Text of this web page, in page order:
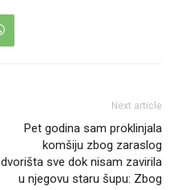
Next article
Pet godina sam proklinjala
komšiju zbog zaraslog
dvorišta sve dok nisam zavirila
u njegovu staru šupu: Zbog